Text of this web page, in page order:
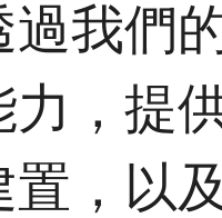
過我們
力，提
置，以